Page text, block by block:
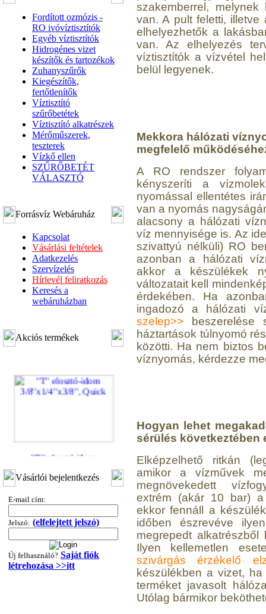
Fordított ozmózis -
RO ivóvíztisztítók
Egyéb víztisztítók
Hidrogénes vizet
készítők és tartozékok
Zuhanyszűrők
Kiegészítők,
fertőtlenítők
Víztisztító
szűrőbetétek
Víztisztító alkatrészek
Mérőműszerek,
teszterek
Vízkő ellen
SZŰRŐBETÉT
VÁLASZTÓ
Forrásvíz Webáruház
Kapcsolat
Vásárlási feltételek
Adatkezelés
Szervízelés
Hírlevél feliratkozás
Keresés a
webáruházban
Akciós termékek
3/8"x1/4"x3/8", Quick
360,-Ft
Vásárlói bejelentkezés
E-mail cím:
Jelszó: (elfelejtett jelszó)
Új felhasználó? Saját fiók
létrehozása >>itt
szakemberrel,
van. A pult feletti,
elhelyezhetők a
van. Az elhelyezés
víztisztítók a vízvétel
belül legyenek.
Mekkora hálózati
megfelelő
A RO rendszer
kényszeríti a
nyomással ellentétes
van a nyomás
alacsony a hálózati
víz mennyisége is. Az
szivattyú nélküli) RO
azonban a hálózati
akkor a készülékek
változatait kell
érdekében. Ha
ingadozó a hálózati
szelep>> beszerelése
háztartások túlnyomó
közötti. Ha nem biztos
víznyomás, kérdezze
Hogyan lehet
sérülés következtében
Elképzelhető ritkán
amikor a vízművek
megnövekedett
extrém (akár 10 bar)
ekkor fennáll a
időben észrevéve
megrepedt
Ilyen kellemetlen
szivárgás érzékelő
készülékben a vizet,
terméket javasolt
Utólag bármikor